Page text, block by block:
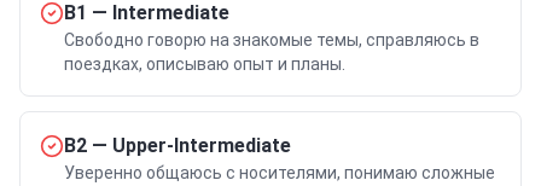
B1 — Intermediate
Свободно говорю на знакомые темы, справляюсь в
поездках, описываю опыт и планы.
B2 — Upper-Intermediate
Уверенно общаюсь с носителями, понимаю сложные